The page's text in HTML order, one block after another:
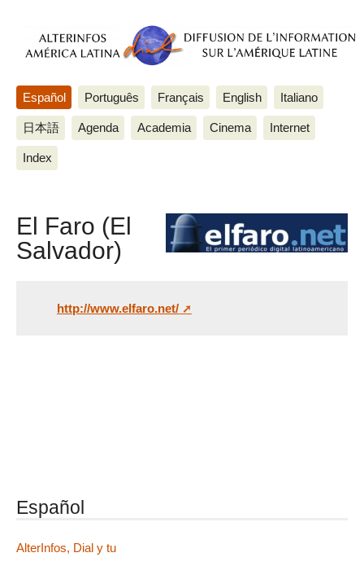
Español Português Français English Italiano
日本語 Agenda Academia Cinema Internet
Index
El Faro (El
Salvador)
http://www.elfaro.net/
Español
AlterInfos, Dial y tu